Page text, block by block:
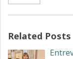
Related Posts